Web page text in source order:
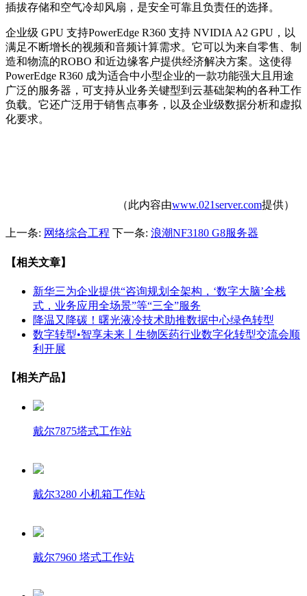
插拔存储和空气冷却风扇，是安全可靠且负责任的选择。
企业级 GPU 支持PowerEdge R360 支持 NVIDIA A2 GPU，以
满足不断增长的视频和音频计算需求。它可以为来自零售、制
造和物流的ROBO 和近边缘客户提供经济解决方案。这使得
PowerEdge R360 成为适合中小型企业的一款功能强大且用途
广泛的服务器，可支持从业务关键型到云基础架构的各种工作
负载。它还广泛用于销售点事务，以及企业级数据分析和虚拟
化要求。
（此内容由www.021server.com提供）
上一条: 网络综合工程 下一条: 浪潮NF3180 G8服务器
【相关文章】
新华三为企业提供“咨询规划全架构，‘数字大脑’全栈
式，业务应用全场景”等“三全”服务
降温又降碳！曙光液冷技术助推数据中心绿色转型
数字转型•智享未来丨生物医药行业数字化转型交流会顺
利开展
【相关产品】
戴尔7875塔式工作站
戴尔3280 小机箱工作站
戴尔7960 塔式工作站